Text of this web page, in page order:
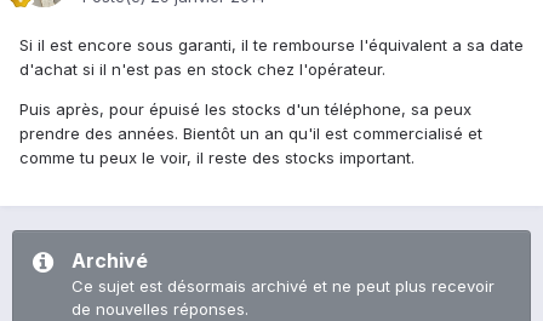
Si il est encore sous garanti, il te rembourse l'équivalent a sa date
d'achat si il n'est pas en stock chez l'opérateur.
Puis après, pour épuisé les stocks d'un téléphone, sa peux
prendre des années. Bientôt un an qu'il est commercialisé et
comme tu peux le voir, il reste des stocks important.
Archivé
Ce sujet est désormais archivé et ne peut plus recevoir
de nouvelles réponses.